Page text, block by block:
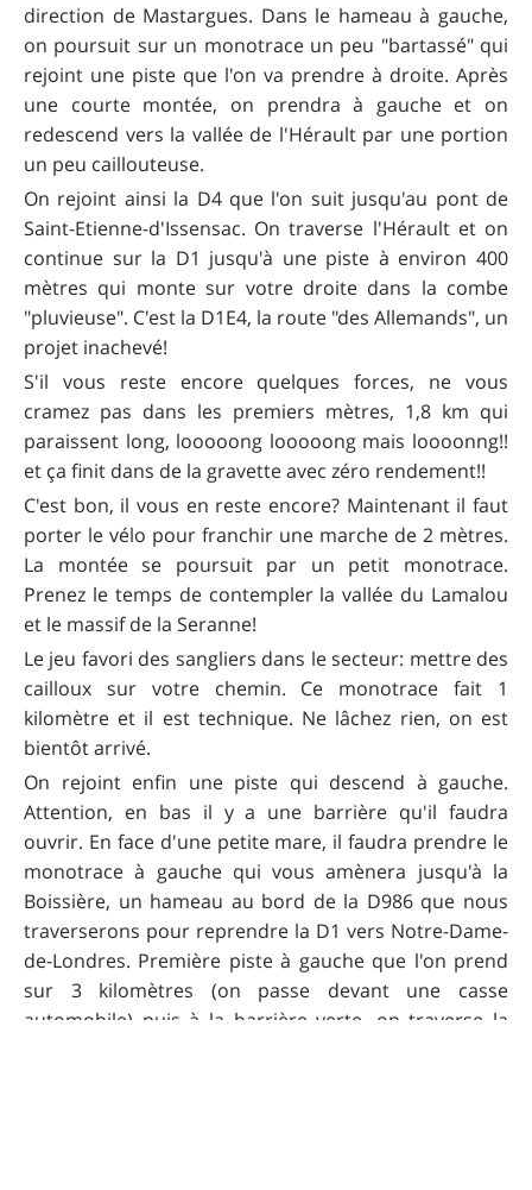
direction de Mastargues. Dans le hameau à gauche,
on poursuit sur un monotrace un peu "bartassé" qui
rejoint une piste que l'on va prendre à droite. Après
une courte montée, on prendra à gauche et on
redescend vers la vallée de l'Hérault par une portion
un peu caillouteuse.
On rejoint ainsi la D4 que l'on suit jusqu'au pont de
Saint-Etienne-d'Issensac. On traverse l'Hérault et on
continue sur la D1 jusqu'à une piste à environ 400
mètres qui monte sur votre droite dans la combe
"pluvieuse". C'est la D1E4, la route "des Allemands", un
projet inachevé!
S'il vous reste encore quelques forces, ne vous
cramez pas dans les premiers mètres, 1,8 km qui
paraissent long, looooong looooong mais loooonng!!
et ça finit dans de la gravette avec zéro rendement!!
C'est bon, il vous en reste encore? Maintenant il faut
porter le vélo pour franchir une marche de 2 mètres.
La montée se poursuit par un petit monotrace.
Prenez le temps de contempler la vallée du Lamalou
et le massif de la Seranne!
Le jeu favori des sangliers dans le secteur: mettre des
cailloux sur votre chemin. Ce monotrace fait 1
kilomètre et il est technique. Ne lâchez rien, on est
bientôt arrivé.
On rejoint enfin une piste qui descend à gauche.
Attention, en bas il y a une barrière qu'il faudra
ouvrir. En face d'une petite mare, il faudra prendre le
monotrace à gauche qui vous amènera jusqu'à la
Boissière, un hameau au bord de la D986 que nous
traverserons pour reprendre la D1 vers Notre-Dame-
de-Londres. Première piste à gauche que l'on prend
sur 3 kilomètres (on passe devant une casse
automobile) puis à la barrière verte, on traverse la